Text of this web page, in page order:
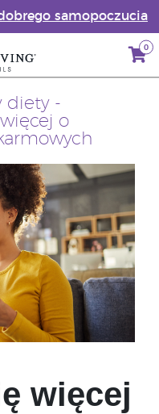
samopoczucia
0
diety -
o
więcej